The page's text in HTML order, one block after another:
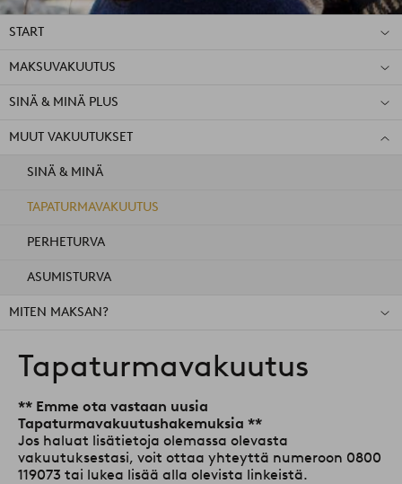
START
MAKSUVAKUUTUS
SINÄ & MINÄ PLUS
MUUT VAKUUTUKSET
SINÄ & MINÄ
TAPATURMAVAKUUTUS
PERHETURVA
ASUMISTURVA
MITEN MAKSAN?
Tapaturmavakuutus
** Emme ota vastaan uusia
Tapaturmavakuutushakemuksia **
Jos haluat lisätietoja olemassa olevasta
vakuutuksestasi, voit ottaa yhteyttä numeroon 0800
119073 tai lukea lisää alla olevista linkeistä.